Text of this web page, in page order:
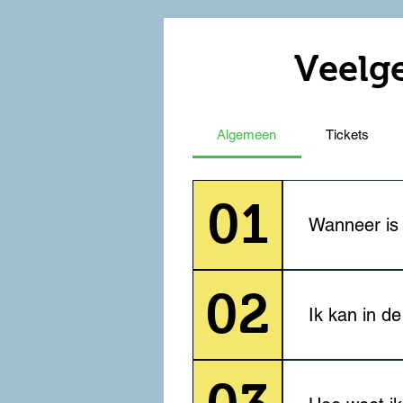
Algemeen Tickets
01 Wanneer
Van 9 t/m 14
vloot op
02 Ik kan in
Ja, dat klopt.